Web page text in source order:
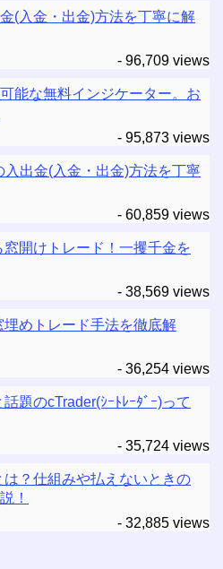
(入金・出金)方法を丁寧に解
- 96,709 views
能な無料インジケーター。お
- 95,873 views
入出金(入金・出金)方法を丁寧
- 60,859 views
開けトレード！一攫千金を
- 38,569 views
めトレード手法を徹底解
- 36,254 views
題のcTrader(ｼｰﾄﾚｰﾀﾞｰ)って
- 35,724 views
？仕組みや払えないときの
！
- 32,885 views